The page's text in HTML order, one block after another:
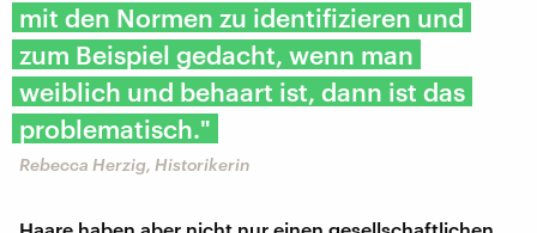
mit den Normen zu identifizieren und
zum Beispiel gedacht, wenn man
weiblich und behaart ist, dann ist das
problematisch."
Rebecca Herzig, Historikerin